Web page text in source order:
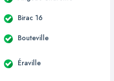
Birac 16
Bouteville
Éraville